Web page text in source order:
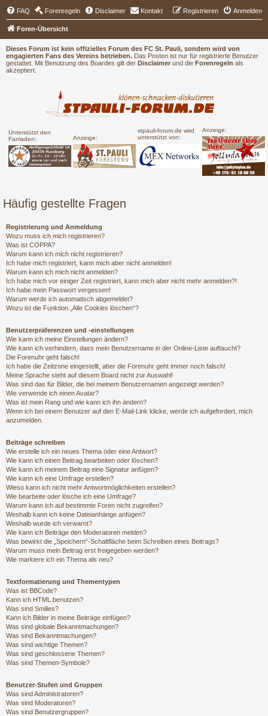
Dieses Forum ist kein offizielles Forum des FC St. Pauli, sondern wird von
engagierten Fans des Vereins betrieben. Das Posten ist nur für registrierte Benutzer
gestattet. Mit Benutzung des Boardes gilt der Disclaimer und die Forenregeln als
akzeptiert.
Unterstützt den
Fanladen:
Anzeige:
stpauli-forum.de wird
unterstützt von:
Anzeige:
FAQ Forenregeln Disclaimer Kontakt Anmelden
Registrieren
Foren-Übersicht
Häufig gestellte Fragen
Registrierung und Anmeldung
Wozu muss ich mich registrieren?
Was ist COPPA?
Warum kann ich mich nicht registrieren?
Ich habe mich registriert, kann mich aber nicht anmelden!
Warum kann ich mich nicht anmelden?
Ich habe mich vor einiger Zeit registriert, kann mich aber nicht mehr anmelden?!
Ich habe mein Passwort vergessen!
Warum werde ich automatisch abgemeldet?
Wozu ist die Funktion „Alle Cookies löschen“?
Benutzerpräferenzen und -einstellungen
Wie kann ich meine Einstellungen ändern?
Wie kann ich verhindern, dass mein Benutzername in der Online-Liste auftaucht?
Die Forenuhr geht falsch!
Ich habe die Zeitzone eingestellt, aber die Forenuhr geht immer noch falsch!
Meine Sprache steht auf diesem Board nicht zur Auswahl!
Was sind das für Bilder, die bei meinem Benutzernamen angezeigt werden?
Wie verwende ich einen Avatar?
Was ist mein Rang und wie kann ich ihn ändern?
Wenn ich bei einem Benutzer auf den E-Mail-Link klicke, werde ich aufgefordert, mich
anzumelden.
Beiträge schreiben
Wie erstelle ich ein neues Thema oder eine Antwort?
Wie kann ich einen Beitrag bearbeiten oder löschen?
Wie kann ich meinem Beitrag eine Signatur anfügen?
Wie kann ich eine Umfrage erstellen?
Wieso kann ich nicht mehr Antwortmöglichkeiten erstellen?
Wie bearbeite oder lösche ich eine Umfrage?
Warum kann ich auf bestimmte Foren nicht zugreifen?
Weshalb kann ich keine Dateianhänge anfügen?
Weshalb wurde ich verwarnt?
Wie kann ich Beiträge den Moderatoren melden?
Was bewirkt die „Speichern“-Schaltfläche beim Schreiben eines Beitrags?
Warum muss mein Beitrag erst freigegeben werden?
Wie markiere ich ein Thema als neu?
Textformatierung und Thementypen
Was ist BBCode?
Kann ich HTML benutzen?
Was sind Smilies?
Kann ich Bilder in meine Beiträge einfügen?
Was sind globale Bekanntmachungen?
Was sind Bekanntmachungen?
Was sind wichtige Themen?
Was sind geschlossene Themen?
Was sind Themen-Symbole?
Benutzer-Stufen und Gruppen
Was sind Administratoren?
Was sind Moderatoren?
Was sind Benutzergruppen?